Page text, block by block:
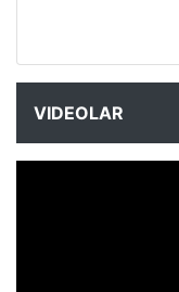
VIDEOLAR